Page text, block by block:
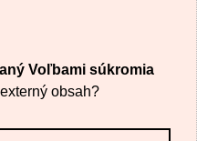
Voľbami súkromia
obsah?